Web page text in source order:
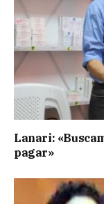
Lanari:
pagar»